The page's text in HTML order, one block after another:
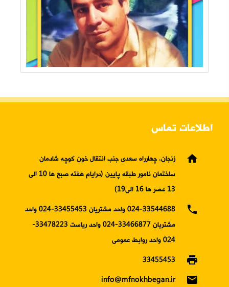
اطلاعات تماس
home
زنجان، چهارراه سعدی جنب انتقال خون کوچه شادمان
ساختمان نامور طبقه پایین (درایام هفته صبح ها 10 الی
13 عصر ها 16 الی19)
phone
024-33544688 واحد مشتریان 33455453-024 واحد
مشتریان 33466877-024 واحد ریاست 33478223-
024 واحد روابط عمومی
print
33455453
email
info@mfnokhbegan.ir